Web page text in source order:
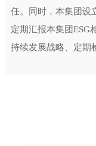
任。同时，本集团设
定期汇报本集团ESG
持续发展战略、定期